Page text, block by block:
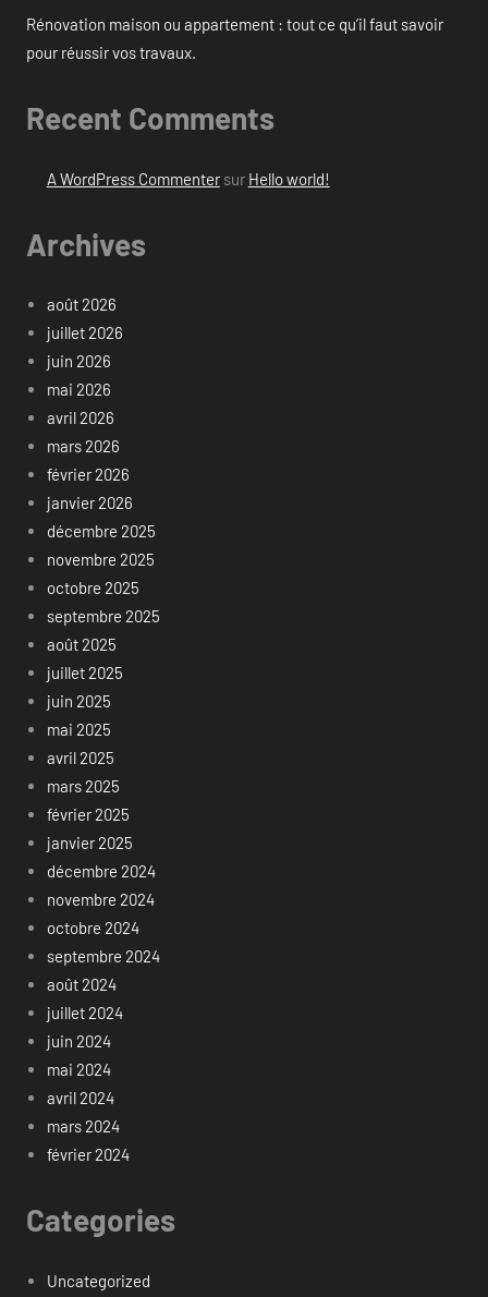
Rénovation maison ou appartement : tout ce qu’il faut savoir
pour réussir vos travaux.
Recent Comments
A WordPress Commentersur Hello world!
Archives
août 2026
juillet 2026
juin 2026
mai 2026
avril 2026
mars 2026
février 2026
janvier 2026
décembre 2025
novembre 2025
octobre 2025
septembre 2025
août 2025
juillet 2025
juin 2025
mai 2025
avril 2025
mars 2025
février 2025
janvier 2025
décembre 2024
novembre 2024
octobre 2024
septembre 2024
août 2024
juillet 2024
juin 2024
mai 2024
avril 2024
mars 2024
février 2024
Categories
Uncategorized